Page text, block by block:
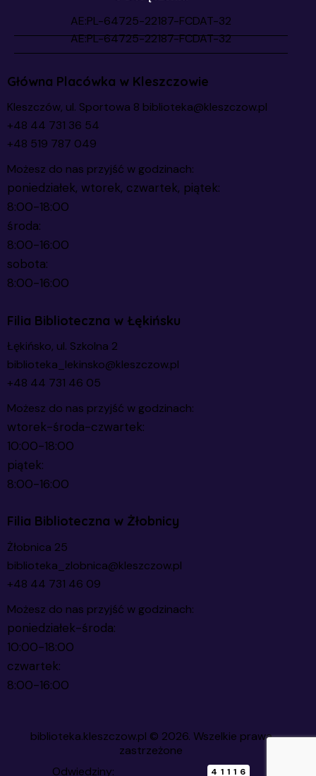
Główna Placówka w Kleszczowie
Kleszczów, ul. Sportowa 8 biblioteka@kleszczow.pl
+48 44 731 36 54
+48 519 787 049
Możesz do nas przyjść w godzinach:
poniedziałek, wtorek, czwartek, piątek:
8:00-18:00
środa:
8:00-16:00
sobota:
8:00-16:00
Filia Biblioteczna w Łękińsku
Łękińsko, ul. Szkolna 2
biblioteka_lekinsko@kleszczow.pl
+48 44 731 46 05
Możesz do nas przyjść w godzinach:
wtorek-środa-czwartek:
10:00-18:00
piątek:
8:00-16:00
Filia Biblioteczna w Żłobnicy
Żłobnica 25
biblioteka_zlobnica@kleszczow.pl
+48 44 731 46 09
Możesz do nas przyjść w godzinach:
poniedziałek-środa:
10:00-18:00
czwartek:
8:00-16:00
biblioteka.kleszczow.pl © 2026. Wszelkie prawa
zastrzeżone
Odwiedziny:
41116